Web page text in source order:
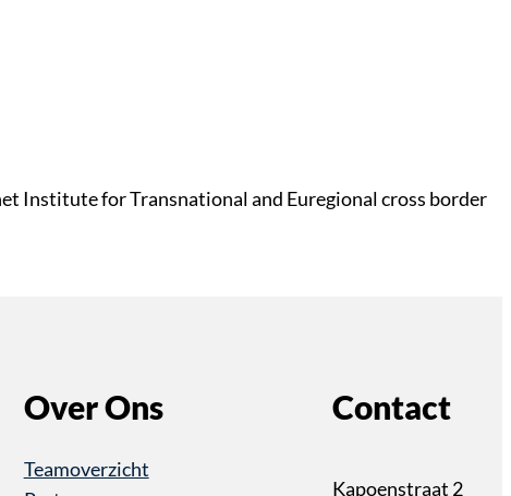
Institute for Transnational and Euregional cross border
Over Ons
Teamoverzicht
Contact
Kapoenstraat 2